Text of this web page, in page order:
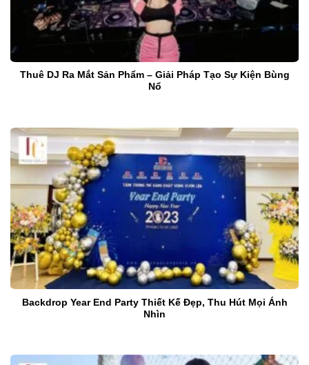
Thuê DJ Ra Mắt Sản Phẩm – Giải Pháp Tạo Sự Kiện Bùng
Nổ
Backdrop Year End Party Thiết Kế Đẹp, Thu Hút Mọi Ánh
Nhìn